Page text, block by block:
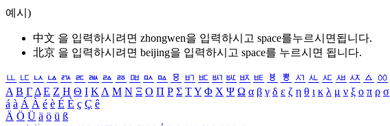
예시)
中文 을 입력하시려면 zhongwen을 입력하시고 space를누르시면됩니다.
北京 을 입력하시려면 beijing을 입력하시고 space를 누르시면 됩니다.
ㅥ ㅦ ㅧ ㅨ ㅩ ㅪ ㅫ ㅬ ㅭ ㅮ ㅯ ㅰ ㅱ ㅲ ㅳ ㅴ ㅵ ㅶ ㅷ ㅸ ㅹ ㅺ ㅻ ㅼ ㅽ ㅾ ㅿ ㆀ
Α Β ΓΔ Ε Ζ Η Θ Ι ΚΛ Μ Ν Ξ Ο Π Ρ Σ ΤΥ Φ Χ Ψ Ω α β γ δ ε ζ η θ ι κ λ μ ν ξ ο π ρ σ
á à Á À é è É È ç Ç ê
Ä Ö Ü ä ö ü ß